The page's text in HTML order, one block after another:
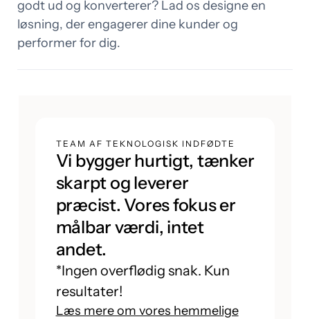
godt ud og konverterer? Lad os designe en
løsning, der engagerer dine kunder og
performer for dig.
TEAM AF TEKNOLOGISK INDFØDTE
Vi bygger hurtigt, tænker
skarpt og leverer
præcist. Vores fokus er
målbar værdi, intet
andet.
*Ingen overflødig snak. Kun
resultater!
Læs mere om vores hemmelige